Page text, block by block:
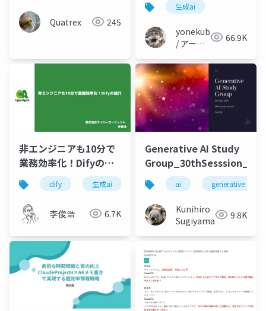
Quatrex 245
生成ai
yonekubo
/ アーキ
教科書
66.9K
非エンジニアも10分で
業務効率化！Difyの紹
介
dify 生成ai 業務効率化
李俊浩 6.7K
Generative AI Study
ai generative ai
Kunihiro
Sugiyama
9.8K